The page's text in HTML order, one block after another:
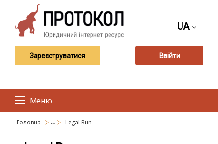
UA
Зареєструватися Ввійти
Меню
Головна ... Legal Run